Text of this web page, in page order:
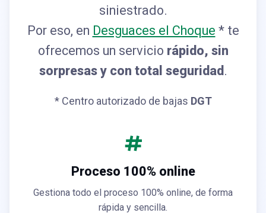
siniestrado.
Por eso, en Desguaces el Choque * te
ofrecemos un servicio rápido, sin
sorpresas y con total seguridad .
* Centro autorizado de bajas DGT
Proceso 100% online
Gestiona todo el proceso 100% online, de forma
rápida y sencilla.